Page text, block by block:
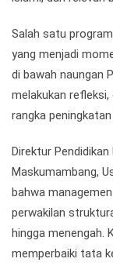
Salah satu
yang menjadi
di bawah naungan
melakukan
rangka
Direktur
Maskumambang,
bahwa
perwakilan
hingga menengah.
memperbaiki tata